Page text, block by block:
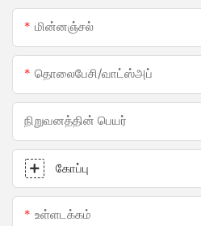
மின்னஞ்சல்
தொலைபேசி/வாட்ஸ்அப்
நிறுவனத்தின் பெயர்
கோப்பு
உள்ளடக்கம்